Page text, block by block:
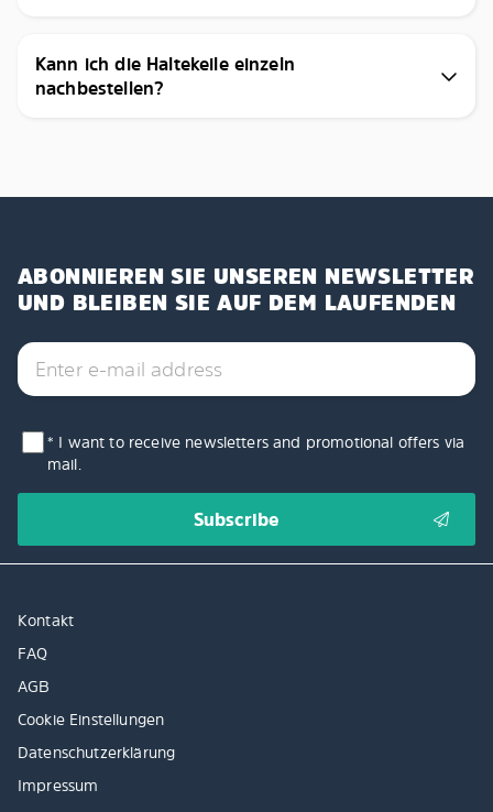
Kann ich die Haltekeile einzeln
nachbestellen?
ABONNIEREN SIE UNSEREN NEWSLETTER
UND BLEIBEN SIE AUF DEM LAUFENDEN
* I want to receive newsletters and promotional offers via
mail.
Kontakt
FAQ
AGB
Cookie Einstellungen
Datenschutzerklärung
Impressum